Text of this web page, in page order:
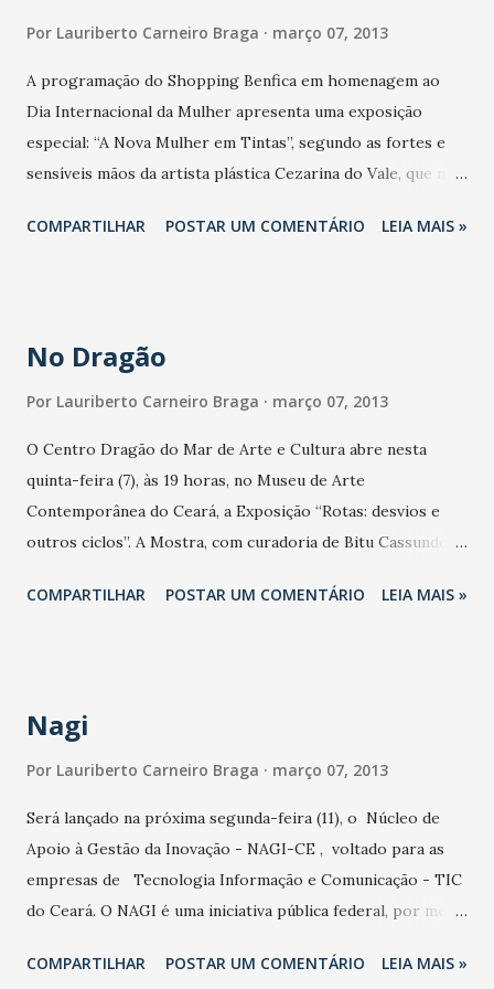
dos-cartazes-panfletos-etc- compartilhe ) DEBATE: A
QUESTÃO FEMININA E A REVOLUÇÃO A questão feminina
como expressão da crise do limite do capitalismo Maria
Luiza, Rosa Fonseca e Jorge Paiva 07/MARÇO (QUINTA) -
HUMANIDADES / UFC – BENFICA - CH 2 (Av. da
Por Lauriberto Carneiro Braga março 07, 2013
A programação do Shopping Benfica em homenagem ao
Dia Internacional da Mulher apresenta uma exposição
especial: “A Nova Mulher em Tintas”, segundo as fortes e
sensíveis mãos da artista plástica Cezarina do Vale, que no
a fama de masculina. Cezarina do Vale além de pintar é
Galeria BenficArte. Visitação gratuita. Natural de Aracati,
simples objeto a um flagrante da vida real. O retrato social
é a marca evidente da profissão de delegada nas telas da
artista plástica. Experiente na arte acadêmica, esta é sua
primeira experiência com arte abstrata. A carreira artística
Em 200...
COMPARTILHAR POSTAR UM COMENTÁRIO LEIA MAIS »
No Dragão
Por Lauriberto Carneiro Braga março 07, 2013
O Centro Dragão do Mar de Arte e Cultura abre nesta
quinta-feira (7), às 19 horas, no Museu de Arte
Contemporânea do Ceará, a Exposição “Rotas: desvios e
outros ciclos”. A Mostra, com curadoria de Bitu Cassundé e
apresentando um recorte que integra 12 artistas do Ceará,
partir das relações de poder, subjetivação e dimensão
por ciclos que pertencem ao processo histórico,
econômico e cultural desses estados. A mostra é composta
pelos artistas: Armando Queiroz (PA), Berna Reale (PA),
Danilo Carvalho (CE/PI), David Cury (PI), Efrain Almeida
Rolim (PI/CE), Karin Aïnouz e Marcelo Gomes (CE/P...
COMPARTILHAR POSTAR UM COMENTÁRIO LEIA MAIS »
Nagi
Por Lauriberto Carneiro Braga março 07, 2013
Será lançado na próxima segunda-feira (11), o Núcleo de
Apoio à Gestão da Inovação - NAGI-CE , voltado para as
empresas de Tecnologia Informação e Comunicação - TIC
do Ceará. O NAGI é uma iniciativa pública federal, por meio
Inovação (PRÓ-INOVA) do Ministério da Ciência, Tecnologia
COMPARTILHAR POSTAR UM COMENTÁRIO LEIA MAIS »